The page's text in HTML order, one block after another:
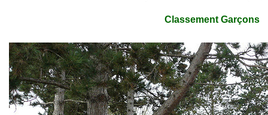
Classement Garçons